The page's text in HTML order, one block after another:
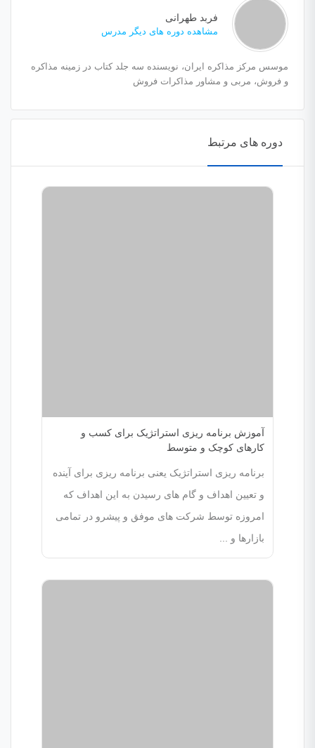
فربد طهرانی
مشاهده دوره های دیگر مدرس
موسس مرکز مذاکره ایران، نویسنده سه جلد کتاب در زمینه مذاکره
و فروش، مربی و مشاور مذاکرات فروش
دوره های مرتبط
آموزش برنامه ریزی استراتژیک برای کسب و
کارهای کوچک و متوسط
برنامه ریزی استراتژیک یعنی برنامه ریزی برای آینده
و تعیین اهداف و گام های رسیدن به این اهداف که
امروزه توسط شرکت های موفق و پیشرو در تمامی
بازارها و ...